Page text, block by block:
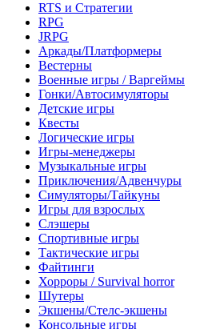
RTS и Стратегии
RPG
JRPG
Аркады/Платформеры
Вестерны
Военные игры / Варгеймы
Гонки/Автосимуляторы
Детские игры
Квесты
Логические игры
Игры-менеджеры
Музыкальные игры
Приключения/Адвенчуры
Симуляторы/Тайкуны
Игры для взрослых
Слэшеры
Спортивные игры
Тактические игры
Файтинги
Хорроры / Survival horror
Шутеры
Экшены/Стелс-экшены
Консольные игры